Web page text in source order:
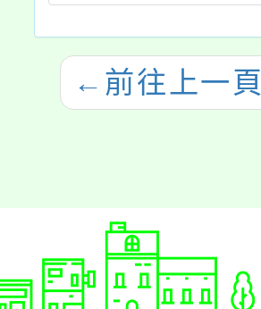
← 前往上一頁